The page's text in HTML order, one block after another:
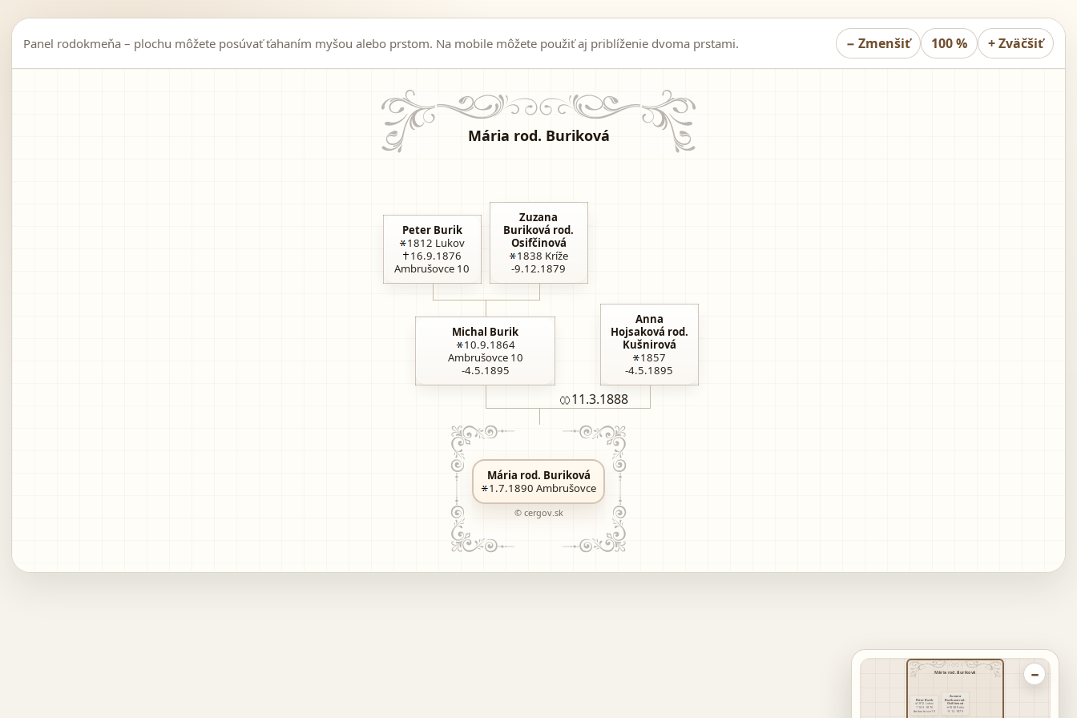
Panel rodokmeňa – plochu môžete posúvať ťahaním myšou alebo prstom. Na mobile môžete použiť aj priblíženie dvoma prstami. − Zmenšiť 100 % +Zväčšiť
Mária rod. Buriková
Peter Burik
1812 Lukov
16.9.1876
Ambrušovce 10
Zuzana
Buriková rod.
Osifčinová
1838 Kríže
-9.12.1879
Michal Burik
10.9.1864
Ambrušovce 10
-4.5.1895
Anna
Hojsaková rod.
Kušnirová
1857
-4.5.1895
11.3.1888
Mária rod. Buriková
1.7.1890 Ambrušovce
© cergov.sk
−
Mária rod. Buriková
Peter Burik
1812
Lukov
16.9.1876
Ambrušovce 10
Zuzana
Buriková rod.
Osifčinová
1838Kríže
-9.12.1879